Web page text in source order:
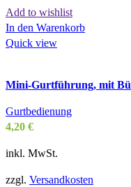
Add to wishlist
In den Warenkorb
Quick view
Mini-Gurtführung, mit
Gurtbedienung
4,20 €
inkl. MwSt.
zzgl. Versandkosten